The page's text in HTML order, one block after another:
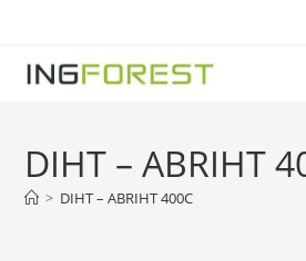
DIHT – ABRIHT
> DIHT – ABRIHT 400C